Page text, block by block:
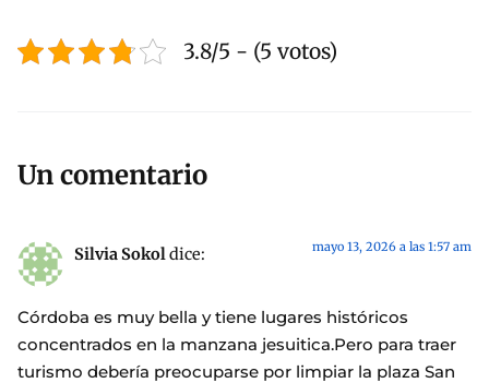
3.8/5 - (5 votos)
Un comentario
Silvia Sokoldice: mayo 13, 2026 a las 1:57 am
Córdoba es muy bella y tiene lugares históricos
concentrados en la manzana jesuitica.Pero para traer
turismo debería preocuparse por limpiar la plaza San